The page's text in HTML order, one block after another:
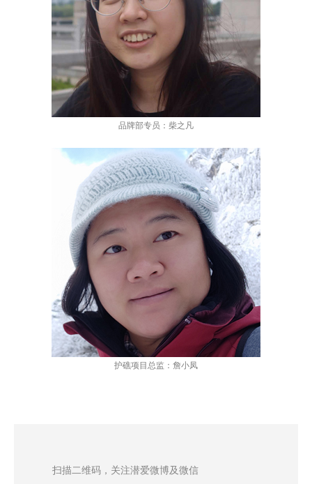
品牌部专员：柴之凡
护礁项目总监：詹小凤
扫描二维码，关注潜爱微博及微信